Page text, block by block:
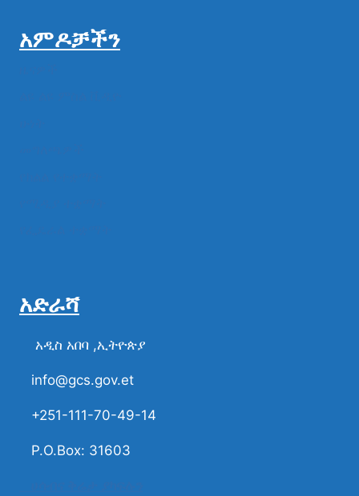
አምዶቻችን
አድራሻ
አዲስ አበባ ,ኢትዮጵያ
info@gcs.gov.et
+251-111-70-49-14
P.O.Box: 31603